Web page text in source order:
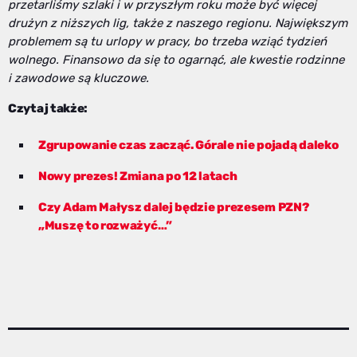
przetarliśmy szlaki i w przyszłym roku może być więcej
drużyn z niższych lig, także z naszego regionu. Największym
problemem są tu urlopy w pracy, bo trzeba wziąć tydzień
wolnego. Finansowo da się to ogarnąć, ale kwestie rodzinne
i zawodowe są kluczowe.
Czytaj także:
Zgrupowanie czas zacząć. Górale nie pojadą daleko
Nowy prezes! Zmiana po 12 latach
Czy Adam Małysz dalej będzie prezesem PZN?
„Muszę to rozważyć…”